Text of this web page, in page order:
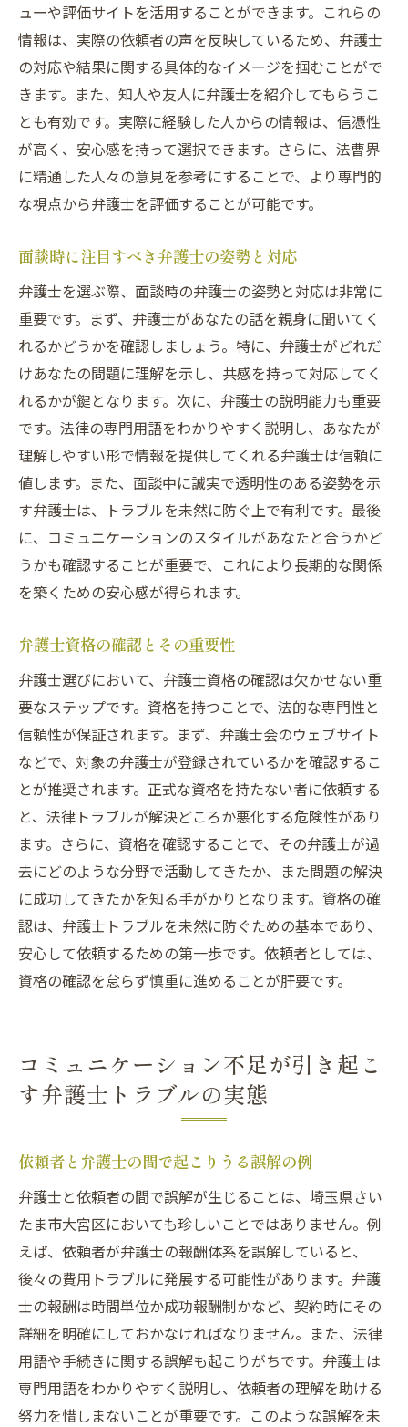
ューや評価サイトを活用することができます。これらの
情報は、実際の依頼者の声を反映しているため、弁護士
の対応や結果に関する具体的なイメージを掴むことがで
きます。また、知人や友人に弁護士を紹介してもらうこ
とも有効です。実際に経験した人からの情報は、信憑性
が高く、安心感を持って選択できます。さらに、法曹界
に精通した人々の意見を参考にすることで、より専門的
な視点から弁護士を評価することが可能です。
面談時に注目すべき弁護士の姿勢と対応
弁護士を選ぶ際、面談時の弁護士の姿勢と対応は非常に
重要です。まず、弁護士があなたの話を親身に聞いてく
れるかどうかを確認しましょう。特に、弁護士がどれだ
けあなたの問題に理解を示し、共感を持って対応してく
れるかが鍵となります。次に、弁護士の説明能力も重要
です。法律の専門用語をわかりやすく説明し、あなたが
理解しやすい形で情報を提供してくれる弁護士は信頼に
値します。また、面談中に誠実で透明性のある姿勢を示
す弁護士は、トラブルを未然に防ぐ上で有利です。最後
に、コミュニケーションのスタイルがあなたと合うかど
うかも確認することが重要で、これにより長期的な関係
を築くための安心感が得られます。
弁護士資格の確認とその重要性
弁護士選びにおいて、弁護士資格の確認は欠かせない重
要なステップです。資格を持つことで、法的な専門性と
信頼性が保証されます。まず、弁護士会のウェブサイト
などで、対象の弁護士が登録されているかを確認するこ
とが推奨されます。正式な資格を持たない者に依頼する
と、法律トラブルが解決どころか悪化する危険性があり
ます。さらに、資格を確認することで、その弁護士が過
去にどのような分野で活動してきたか、また問題の解決
に成功してきたかを知る手がかりとなります。資格の確
認は、弁護士トラブルを未然に防ぐための基本であり、
安心して依頼するための第一歩です。依頼者としては、
資格の確認を怠らず慎重に進めることが肝要です。
コミュニケーション不足が引き起こ
す弁護士トラブルの実態
依頼者と弁護士の間で起こりうる誤解の例
弁護士と依頼者の間で誤解が生じることは、埼玉県さい
たま市大宮区においても珍しいことではありません。例
えば、依頼者が弁護士の報酬体系を誤解していると、
後々の費用トラブルに発展する可能性があります。弁護
士の報酬は時間単位か成功報酬制かなど、契約時にその
詳細を明確にしておかなければなりません。また、法律
用語や手続きに関する誤解も起こりがちです。弁護士は
専門用語をわかりやすく説明し、依頼者の理解を助ける
努力を惜しまないことが重要です。このような誤解を未